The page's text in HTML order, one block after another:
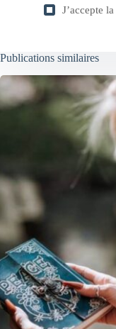
J’accepte la
Publications similaires